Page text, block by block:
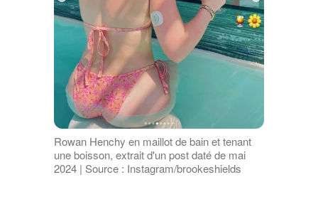
Rowan Henchy en maillot de bain et tenant
une boisson, extrait d'un post daté de mai
2024 | Source : Instagram/brookeshields